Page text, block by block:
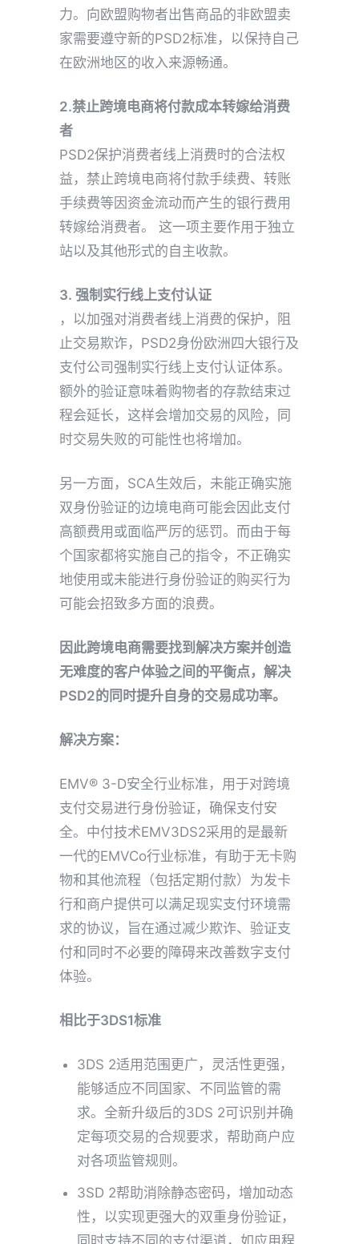
力。向欧盟购物者出售商品的非欧盟卖
家需要遵守新的PSD2标准，以保持自己
在欧洲地区的收入来源畅通。
2.禁止跨境电商将付款成本转嫁给消费
者
PSD2保护消费者线上消费时的合法权
益，禁止跨境电商将付款手续费、转账
手续费等因资金流动而产生的银行费用
转嫁给消费者。 这一项主要作用于独立
站以及其他形式的自主收款。
3. 强制 实行线上支付认证
，以加强对消费者线上消费的保护，阻
止交易欺诈，PSD2身份欧洲四大银行及
支付公司强制实行线上支付认证体系。
额外的验证意味着购物者的存款结束过
程会延长，这样会增加交易的风险，同
时交易失败的可能性也将增加。
另一方面，SCA生效后，未能正确实施
双身份验证的边境电商可能会因此支付
高额费用或面临严厉的惩罚。而由于每
个国家都将实施自己的指令，不正确实
地使用或未能进行身份验证的购买行为
可能会招致多方面的浪费。
因此跨境电商需要找到解决方案并创造
无难度的客户体验之间的平衡点，解决
PSD2的同时提升自身的交易成功率。
解决方案：
EMV® 3-D安全行业标准，用于对跨境
支付交易进行身份验证，确保支付安
全。 中付技术EMV3DS2采用的是最新
一代的EMVCo行业标准，有助于无卡购
物和其他流程（包括定期付款）为发卡
行和商户提供可以满足现实支付环境需
求的协议，旨在通过减少欺诈、验证支
付和同时不必要的障碍来改善数字支付
体验。
相比于3DS1标准
3DS 2适用范围更广，灵活性更强，
能够适应不同国家、不同监管的需
求。全新升级后的3DS 2可识别并确
定每项交易的合规要求，帮助商户应
对各项监管规则。
3SD 2帮助消除静态密码，增加动态
性，以实现更强大的双重身份验证，